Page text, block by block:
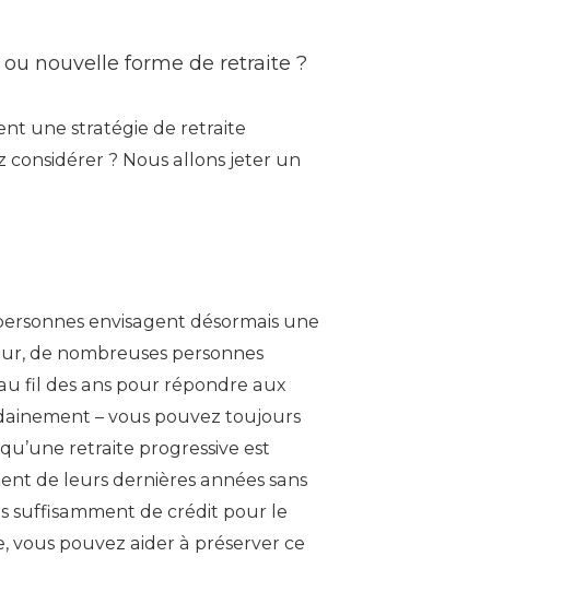
ou nouvelle forme de retraite ?
une stratégie de retraite
considérer ? Nous allons jeter un
envisagent désormais une
de nombreuses personnes
fil des ans pour répondre aux
– vous pouvez toujours
retraite progressive est
de leurs dernières années sans
suffisamment de crédit pour le
vous pouvez aider à préserver ce